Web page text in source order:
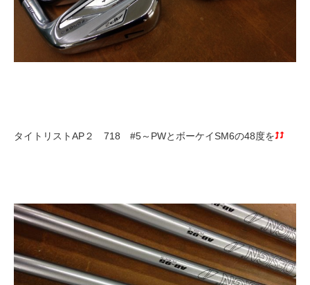
タイトリストAP２ 718 #5～PWとボーケイSM6の48度を